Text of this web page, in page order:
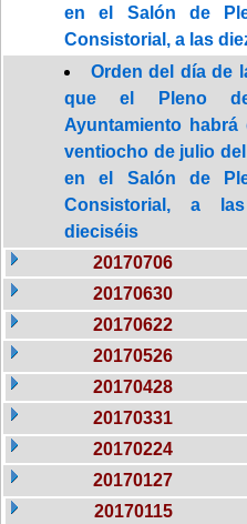
en el Salón de
Consistorial, a las
Orden del día de
que el Pleno
Ayuntamiento
ventiocho de julio
en el Salón de
Consistorial, a
dieciséis
20170706
20170630
20170622
20170526
20170428
20170331
20170224
20170127
20170115